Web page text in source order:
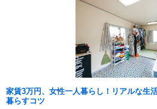
家賃3万円、女性一人暮らし！リアルな生
暮らすコツ